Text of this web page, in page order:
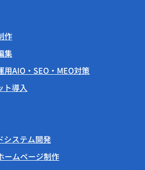
作
集
用AIO・SEO・MEO対策
ト導入
システム開発
ームページ制作